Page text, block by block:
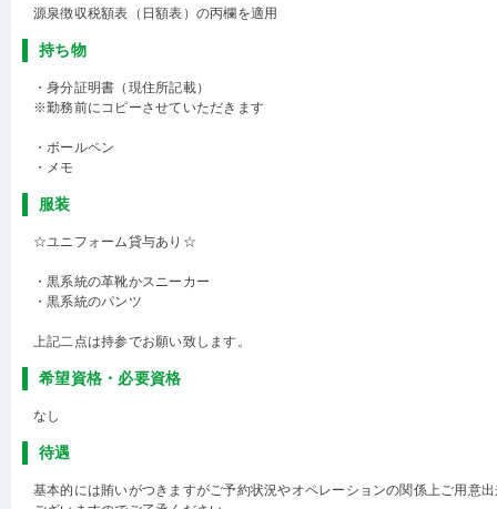
源泉徴収税額表（日額表）の丙欄を適用
持ち物
・身分証明書（現住所記載）
※勤務前にコピーさせていただきます
・ボールペン
・メモ
服装
☆ユニフォーム貸与あり☆
・黒系統の革靴かスニーカー
・黒系統のパンツ
上記二点は持参でお願い致します。
希望資格・必要資格
なし
待遇
基本的には賄いがつきますがご予約状況やオペレーションの関係上ご用意